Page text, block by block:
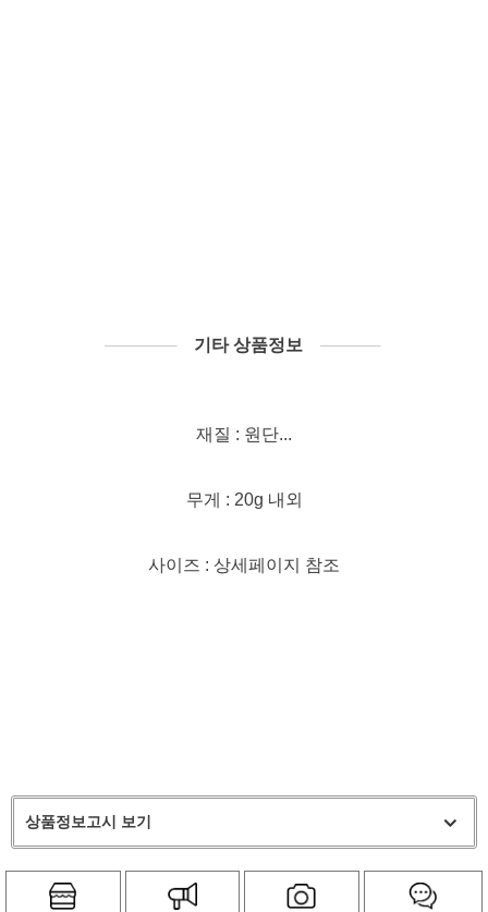
────── 기타 상품정보 ─────
재질 : 원단...
무게 : 20g 내외
사이즈 : 상세페이지 참조
상품정보고시 보기